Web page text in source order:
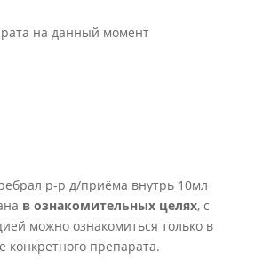
на данный момент
р-р д/приёма внутрь 10мл
в ознакомительных целях, с
можно ознакомиться только в
конкретного препарата.